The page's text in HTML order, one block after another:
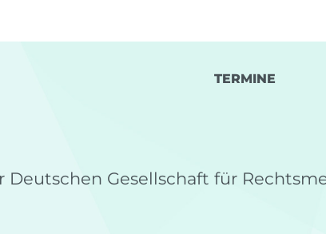
TERMINE
Deutschen Gesellschaft für